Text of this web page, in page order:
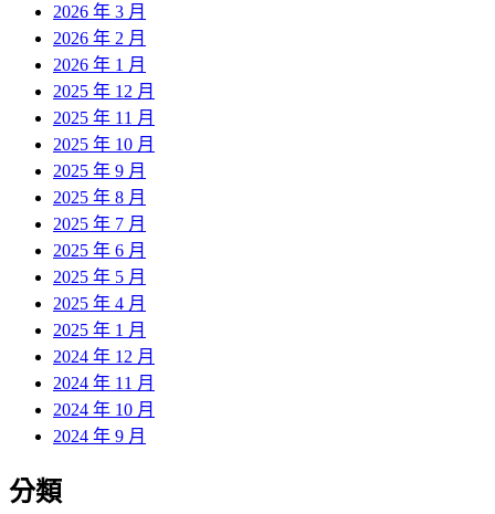
2026 年 3 月
2026 年 2 月
2026 年 1 月
2025 年 12 月
2025 年 11 月
2025 年 10 月
2025 年 9 月
2025 年 8 月
2025 年 7 月
2025 年 6 月
2025 年 5 月
2025 年 4 月
2025 年 1 月
2024 年 12 月
2024 年 11 月
2024 年 10 月
2024 年 9 月
分類